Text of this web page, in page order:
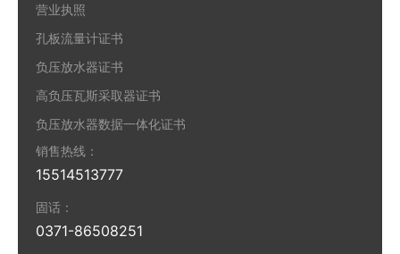
营业执照
孔板流量计证书
负压放水器证书
高负压瓦斯采取器证书
负压放水器数据一体化证书
销售热线：
15514513777
固话：
0371-86508251